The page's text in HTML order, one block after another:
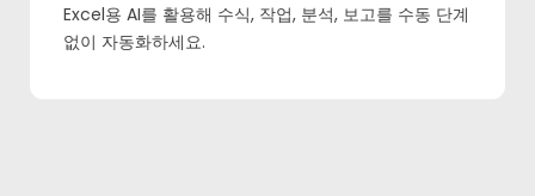
Excel용 AI를 활용해 수식, 작업, 분석, 보고를 수동 단계
없이 자동화하세요.